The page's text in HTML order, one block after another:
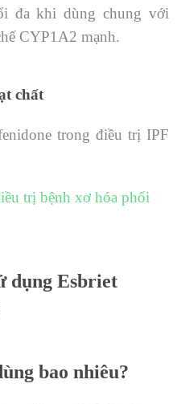
đa khi dùng chung với
CYP1A2 mạnh.
chất
trong điều trị IPF
trị bệnh xơ hóa phổi
dụng Esbriet
bao nhiêu?